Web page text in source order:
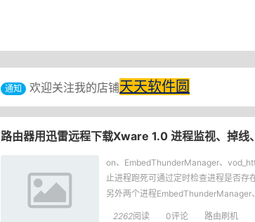
通知 欢迎关注我的店铺天天软件圆
路由器用迅雷远程下载Xware 1.0 进程监视、掉线
on、EmbedThunderManager、
止进程跑死可通过定时检查进程是否存
另外两个进程
程是否存在
2262阅读 0评论 路由刷机